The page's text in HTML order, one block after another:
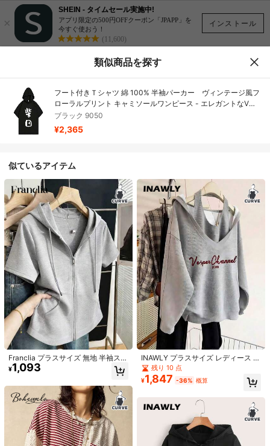
インストール
×
SHEIN - タイムセール実施中!
アプリ限定の500円OFFクーポン「JPAPP」を
今すぐ使おう！
(11,600)
¥2,365 -20% ¥2,957
3日間配達 最短で8月13日に到着
フート付きＴシャツ 綿 100% 半袖パーカー ヴィンテージ風フロ
ーラルプリント キャミソールワンピース - エレガントなVネッ
ク ノースブ Aライン ドレス、バックレス スイートスタイル、
通気性のある軽量素材、ビーチ、バケーション、デート、パーテ
ィーに最適、夏のお出かけにぴったりなレディースカジュアルフ
ァッション
サイズ
類似商品を探す
フート付きＴシャツ 綿 100% 半袖パーカー ヴィンテージ風フ
ローラルプリント キャミソールワンピース - エレガントなVネ
ック ノースブ Aライン ドレス、バックレス スイートスタイル、
通気性のある軽量素材、ビーチ、バケーション、デート、パー
ティーに最適、夏のお出かけにぴったりなレディースカジュア
ブラック 9050
¥2,365
似ているアイテム
Franclia プラスサイズ 無地 半袖スウ
ェットシャツ
¥1,093
INAWLY プラスサイズ レディース レ
ター刺繍 2in1 ドロップショルダー
長袖 ルーズスウェットシャツ
残り 10 点
¥1,847 -36% 概算